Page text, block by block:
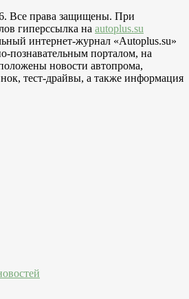
Все права защищены. При
гиперссылка на autoplus.su
интернет-журнал «Autoplus.su»
познавательным порталом, на
новости автопрома,
тест-драйвы, а также информация